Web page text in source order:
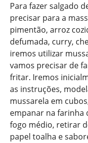
Para fazer salgado
precisar para a
pimentão, arroz
defumada, curry,
iremos utilizar
vamos precisar de
fritar. Iremos
as instruções,
mussarela em
empanar na farinha
fogo médio, retirar
papel toalha e